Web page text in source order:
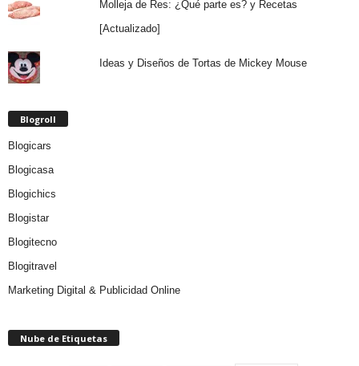
Molleja de Res: ¿Qué parte es? y Recetas
[Actualizado]
Ideas y Diseños de Tortas de Mickey Mouse
Blogroll
Blogicars
Blogicasa
Blogichics
Blogistar
Blogitecno
Blogitravel
Marketing Digital & Publicidad Online
Nube de Etiquetas